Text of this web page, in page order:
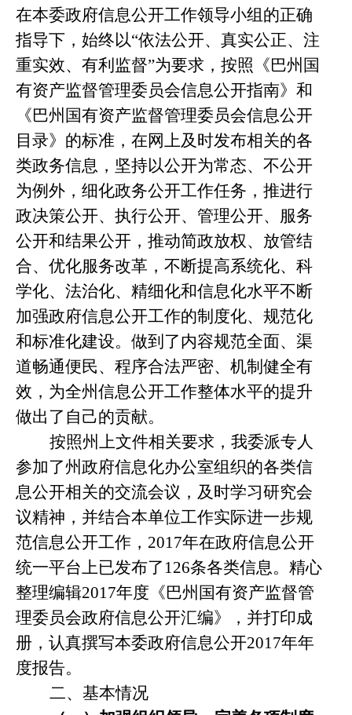
在本委政府信息公开工作领导小组的正确
指导下，始终以“依法公开、真实公正、注
重实效、有利监督”为要求，按照《巴州国
有资产监督管理委员会信息公开指南》和
《巴州国有资产监督管理委员会信息公开
目录》的标准，在网上及时发布相关的各
类政务信息， 坚持以公开为常态、不公开
为例外，细化政务公开工作任务，推进行
政决策公开、执行公开、管理公开、服务
公开和结果公开，推动简政放权、放管结
合、优化服务改革，不断提高系统化、科
学化、法治化、精细化和信息化水平不断
加强政府信息公开工作的制度化、规范化
和标准化建设。做到了内容规范全面、渠
道畅通便民、程序合法严密、机制健全有
效，为全州信息公开工作整体水平的提升
做出了自己的贡献。
按照州上文件相关要求，我委派专人
参加了州政府信息化办公室组织的各类信
息公开相关的交流会议，及时学习研究会
议精神，并结合本单位工作实际进一步规
范信息公开工作， 2017年在政府信息公开
统一平台上已发布了 126条各类信息。精心
整理编辑2017年度《巴州国有资产监督管
理委员会政府信息公开汇编》，并打印成
册，认真撰写本委政府信息公开2017年年
度报告。
二、基本情况